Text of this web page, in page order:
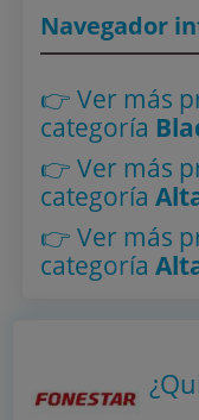
Navegador
👉 Ver más
categoría
👉 Ver más
categoría
👉 Ver más
categoría